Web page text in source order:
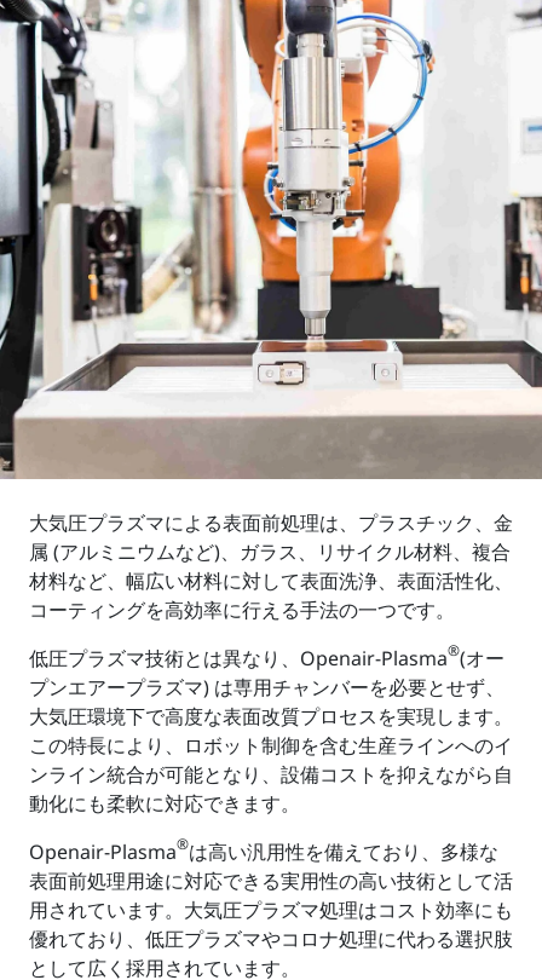
大気圧プラズマによる表面前処理は、プラスチック、金
属 (アルミニウムなど)、ガラス、リサイクル材料、複合
材料など、幅広い材料に対して表面洗浄、表面活性化、
コーティングを高効率に行える手法の一つです。
低圧プラズマ技術とは異なり、Openair-Plasma®(オー
プンエアープラズマ) は専用チャンバーを必要とせず、
大気圧環境下で高度な表面改質プロセスを実現します。
この特長により、ロボット制御を含む生産ラインへのイ
ンライン統合が可能となり、設備コストを抑えながら自
動化にも柔軟に対応できます。
Openair-Plasma®は高い汎用性を備えており、多様な
表面前処理用途に対応できる実用性の高い技術として活
用されています。大気圧プラズマ処理はコスト効率にも
優れており、低圧プラズマやコロナ処理に代わる選択肢
として広く採用されています。